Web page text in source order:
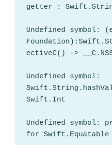
getter :
Undefined symbol:
ectiveC() ->
Undefined symbol:
Swift.Int
Undefined symbol:
for Swift.Equatable